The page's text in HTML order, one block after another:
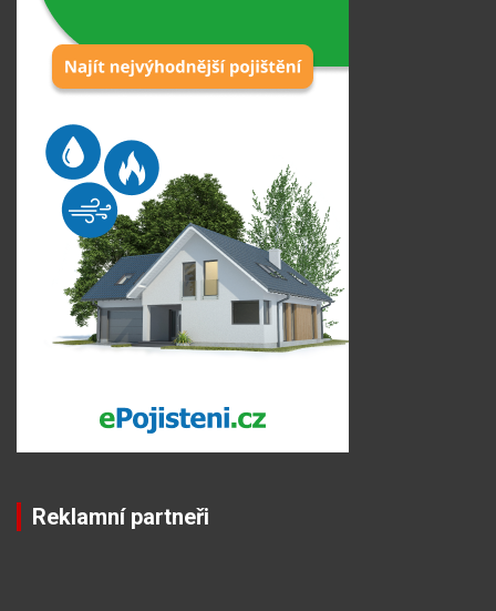
Reklamní partneři